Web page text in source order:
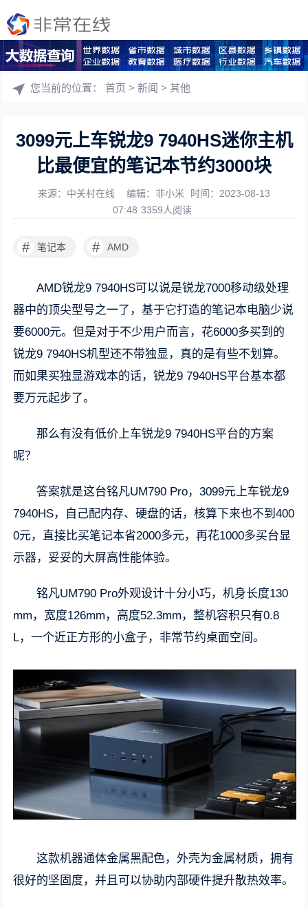
您当前的位置：首页 >新闻 >其他
3099元上车锐龙9 7940HS迷你主机
比最便宜的笔记本节约3000块
来源：中关村在线 编辑：非小米
时间：2023-08-13
07:48 3359人阅读
# 笔记本 # AMD
AMD锐龙9 7940HS可以说是锐龙7000移动级处理
器中的顶尖型号之一了，基于它打造的笔记本电脑少说
要6000元。但是对于不少用户而言，花6000多买到的
锐龙9 7940HS机型还不带独显，真的是有些不划算。
而如果买独显游戏本的话，锐龙9 7940HS平台基本都
要万元起步了。
那么有没有低价上车锐龙9 7940HS平台的方案
呢？
答案就是这台铭凡UM790 Pro，3099元上车锐龙9
7940HS，自己配内存、硬盘的话，核算下来也不到400
0元，直接比买笔记本省2000多元，再花1000多买台显
示器，妥妥的大屏高性能体验。
铭凡UM790 Pro外观设计十分小巧，机身长度130
mm，宽度126mm，高度52.3mm，整机容积只有0.8
L，一个近正方形的小盒子，非常节约桌面空间。
这款机器通体金属黑配色，外壳为金属材质，拥有
很好的坚固度，并且可以协助内部硬件提升散热效率。